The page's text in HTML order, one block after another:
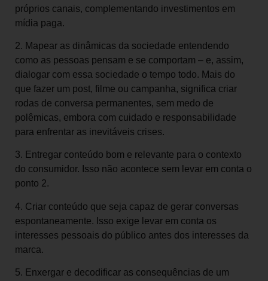
próprios canais, complementando investimentos em
mídia paga.
2. Mapear as dinâmicas da sociedade entendendo
como as pessoas pensam e se comportam – e, assim,
dialogar com essa sociedade o tempo todo. Mais do
que fazer um post, filme ou campanha, significa criar
rodas de conversa permanentes, sem medo de
polêmicas, embora com cuidado e responsabilidade
para enfrentar as inevitáveis crises.
3. Entregar conteúdo bom e relevante para o contexto
do consumidor. Isso não acontece sem levar em conta o
ponto 2.
4. Criar conteúdo que seja capaz de gerar conversas
espontaneamente. Isso exige levar em conta os
interesses pessoais do público antes dos interesses da
marca.
5. Enxergar e decodificar as consequências de um